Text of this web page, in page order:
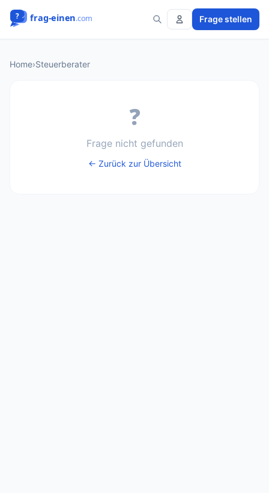
Frage stellen
Home›Steuerberater
❓
Frage nicht gefunden
← Zurück zur Übersicht